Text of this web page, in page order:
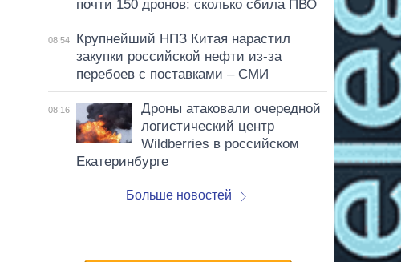
почти 150 дронов: сколько сбила ПВО
08:54
Крупнейший НПЗ Китая нарастил
закупки российской нефти из-за
перебоев с поставками – СМИ
08:16
Дроны атаковали очередной
логистический центр
Wildberries в российском
Екатеринбурге
Больше новостей